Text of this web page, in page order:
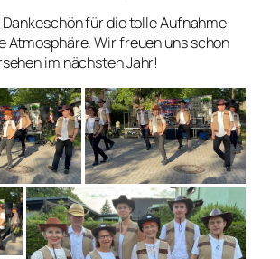
für die tolle Aufnahme
Atmosphäre. Wir freuen uns schon
im nächsten Jahr!